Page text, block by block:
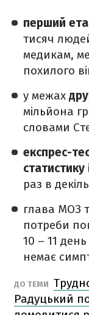
перший
тисяч
медикам,
похилого
у межах
мільйона
словами
експрес-
статистику
раз в
глава МОЗ
потреби
10 – 11
немає
ДО ТЕМИ
Радуцький